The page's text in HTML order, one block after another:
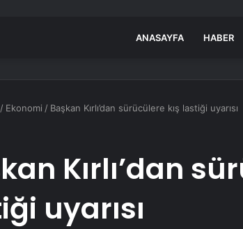
ANASAYFA HABER
/ Ekonomi / Başkan Kırlı’dan sürücülere kış lastiği uyarısı
Kırlı’dan
uyarısı